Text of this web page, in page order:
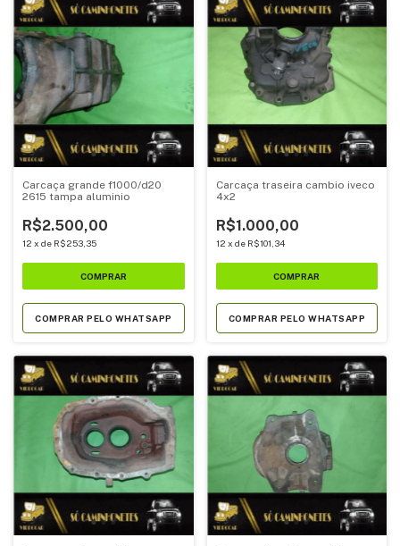
Carcaça grande f1000/d20
2615 tampa aluminio
R$2.500,00
12 x de R$253,35
COMPRAR PELO WHATSAPP
Carcaça traseira cambio iveco
4x2
R$1.000,00
12 x de R$101,34
COMPRAR PELO WHATSAPP